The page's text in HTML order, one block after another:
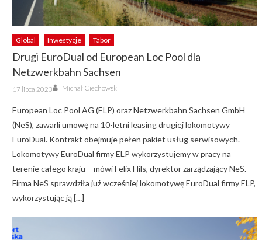
Global Inwestycje Tabor
Drugi EuroDual od European Loc Pool dla
Netzwerkbahn Sachsen
Posted
on
17 lipca 2023 Author
Michał Ciechowski
European Loc Pool AG (ELP) oraz Netzwerkbahn Sachsen GmbH
(NeS), zawarli umowę na 10-letni leasing drugiej lokomotywy
EuroDual. Kontrakt obejmuje pełen pakiet usług serwisowych. –
Lokomotywy EuroDual firmy ELP wykorzystujemy w pracy na
terenie całego kraju – mówi Felix Hils, dyrektor zarządzający NeS.
Firma NeS sprawdziła już wcześniej lokomotywę EuroDual firmy ELP,
wykorzystując ją […]